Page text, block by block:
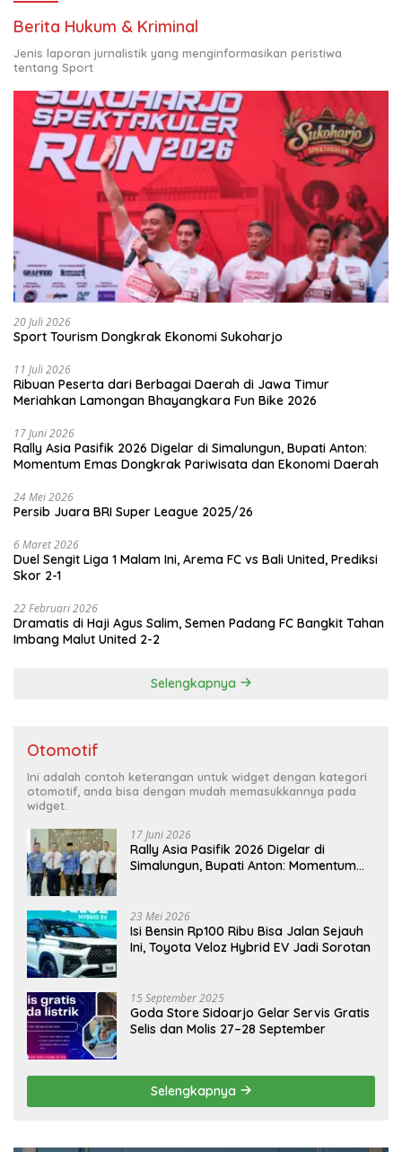
Berita Hukum & Kriminal
Jenis laporan jurnalistik yang menginformasikan peristiwa
tentang Sport
20 Juli 2026
Sport Tourism Dongkrak Ekonomi Sukoharjo
11 Juli 2026
Ribuan Peserta dari Berbagai Daerah di Jawa Timur
Meriahkan Lamongan Bhayangkara Fun Bike 2026
17 Juni 2026
Rally Asia Pasifik 2026 Digelar di Simalungun, Bupati Anton:
Momentum Emas Dongkrak Pariwisata dan Ekonomi Daerah
24 Mei 2026
Persib Juara BRI Super League 2025/26
6 Maret 2026
Duel Sengit Liga 1 Malam Ini, Arema FC vs Bali United, Prediksi
Skor 2-1
22 Februari 2026
Dramatis di Haji Agus Salim, Semen Padang FC Bangkit Tahan
Imbang Malut United 2-2
Selengkapnya
Otomotif
Ini adalah contoh keterangan untuk widget dengan kategori
otomotif, anda bisa dengan mudah memasukkannya pada
widget.
17 Juni 2026
Rally Asia Pasifik 2026 Digelar di
Simalungun, Bupati Anton: Momentum
23 Mei 2026
Isi Bensin Rp100 Ribu Bisa Jalan Sejauh
Ini, Toyota Veloz Hybrid EV Jadi Sorotan
15 September 2025
Goda Store Sidoarjo Gelar Servis Gratis
Selis dan Molis 27–28 September
Selengkapnya